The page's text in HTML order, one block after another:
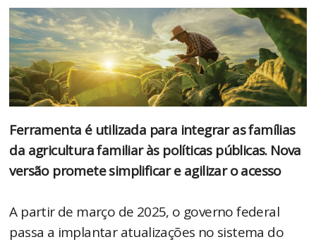
Ferramenta é utilizada para integrar as famílias
da agricultura familiar às políticas públicas. Nova
versão promete simplificar e agilizar o acesso
A partir de março de 2025, o governo federal
passa a implantar atualizações no sistema do